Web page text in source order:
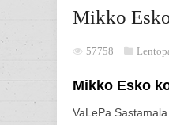
Mikko
57758
Mikko Esko
VaLePa